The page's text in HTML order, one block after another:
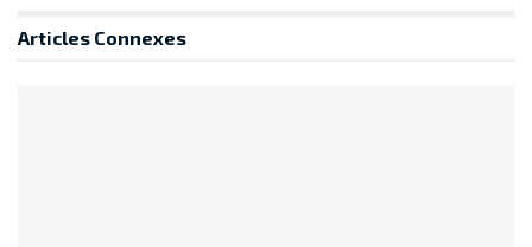
Articles Connexes